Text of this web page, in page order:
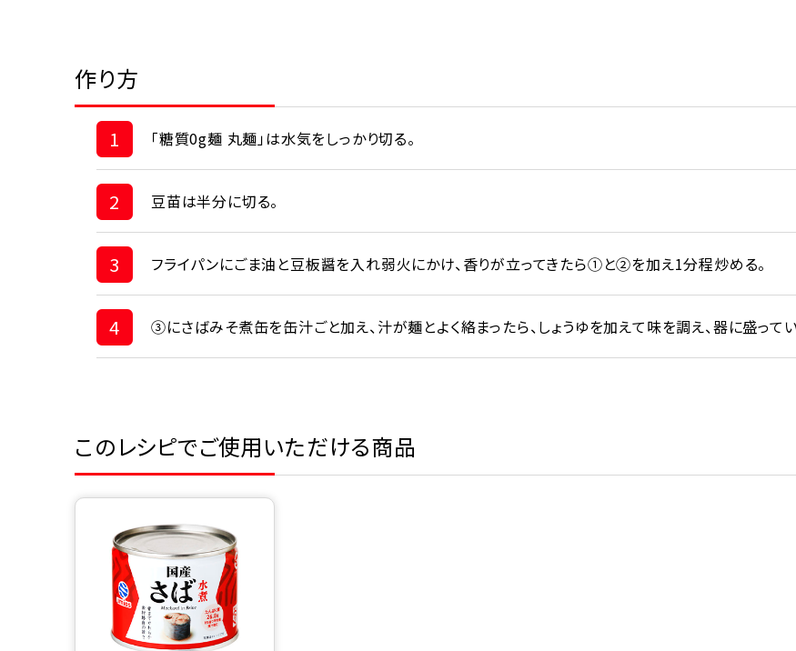
作り方
1 「糖質0g麺 丸麺」は水気をしっかり切る。
2 豆苗は半分に切る。
3 フライパンにごま油と豆板醤を入れ弱火にかけ、香りが立ってきたら①と②を加え1分程炒める。
4 ③にさばみそ煮缶を缶汁ごと加え、汁が麺とよく絡まったら、しょうゆを加えて味を調え、器に盛ってい
このレシピでご使用いただける商品